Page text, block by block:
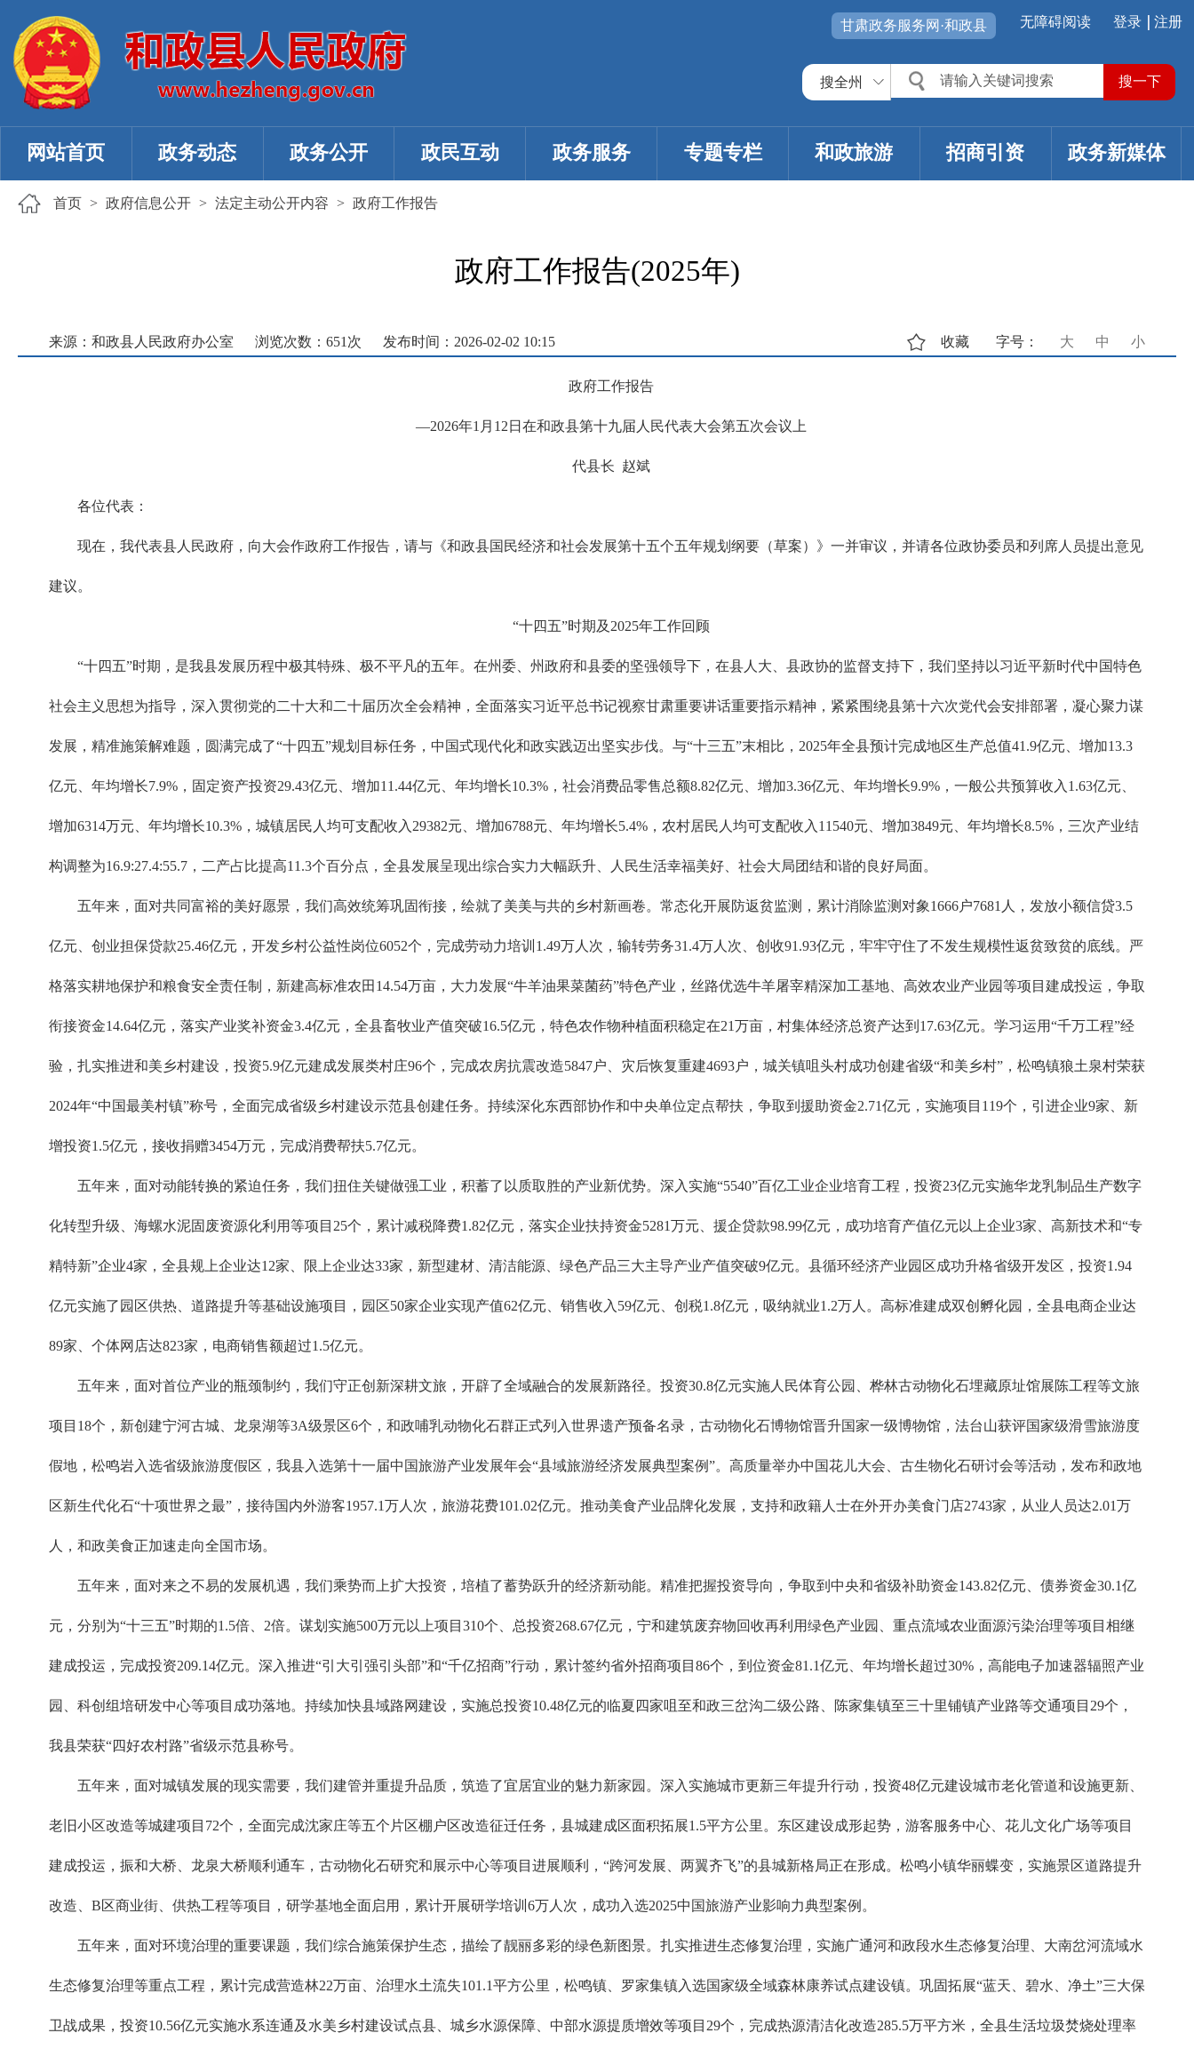
登录 注册
无障碍阅读
甘肃政务服务网·和政县
搜全州
网站首页 政务动态 政务公开 政民互动 政务服务 专题专栏 和政旅游 招商引资 政务新媒体
首页 > 政府信息公开 > 法定主动公开内容 > 政府工作报告
政府工作报告(2025年)
来源：和政县人民政府办公室 浏览次数： 651 次 发布时间：2026-02-02 10:15 字号： 大 中 小
收藏
政府工作报告
—2026年1月12日在和政县第十九届人民代表大会第五次会议上
代县长 赵斌
各位代表：
现在，我代表县人民政府，向大会作政府工作报告，请与《和政县国民经济和社会发展第十五个五年规划纲要（草案）》一并审议，并请各位政协委员和列席人员提出意见
建议。
“十四五”时期及2025年工作回顾
“十四五”时期，是我县发展历程中极其特殊、极不平凡的五年。在州委、州政府和县委的坚强领导下，在县人大、县政协的监督支持下，我们坚持以习近平新时代中国特色
社会主义思想为指导，深入贯彻党的二十大和二十届历次全会精神，全面落实习近平总书记视察甘肃重要讲话重要指示精神，紧紧围绕县第十六次党代会安排部署，凝心聚力谋
发展，精准施策解难题，圆满完成了“十四五”规划目标任务，中国式现代化和政实践迈出坚实步伐。与“十三五”末相比，2025年全县预计完成地区生产总值41.9亿元、增加13.3
亿元、年均增长7.9%，固定资产投资29.43亿元、增加11.44亿元、年均增长10.3%，社会消费品零售总额8.82亿元、增加3.36亿元、年均增长9.9%，一般公共预算收入1.63亿元、
增加6314万元、年均增长10.3%，城镇居民人均可支配收入29382元、增加6788元、年均增长5.4%，农村居民人均可支配收入11540元、增加3849元、年均增长8.5%，三次产业结
构调整为16.9:27.4:55.7，二产占比提高11.3个百分点，全县发展呈现出综合实力大幅跃升、人民生活幸福美好、社会大局团结和谐的良好局面。
五年来，面对共同富裕的美好愿景，我们高效统筹巩固衔接，绘就了美美与共的乡村新画卷。常态化开展防返贫监测，累计消除监测对象1666户7681人，发放小额信贷3.5
亿元、创业担保贷款25.46亿元，开发乡村公益性岗位6052个，完成劳动力培训1.49万人次，输转劳务31.4万人次、创收91.93亿元，牢牢守住了不发生规模性返贫致贫的底线。严
格落实耕地保护和粮食安全责任制，新建高标准农田14.54万亩，大力发展“牛羊油果菜菌药”特色产业，丝路优选牛羊屠宰精深加工基地、高效农业产业园等项目建成投运，争取
衔接资金14.64亿元，落实产业奖补资金3.4亿元，全县畜牧业产值突破16.5亿元，特色农作物种植面积稳定在21万亩，村集体经济总资产达到17.63亿元。学习运用“千万工程”经
验，扎实推进和美乡村建设，投资5.9亿元建成发展类村庄96个，完成农房抗震改造5847户、灾后恢复重建4693户，城关镇咀头村成功创建省级“和美乡村”，松鸣镇狼土泉村荣获
2024年“中国最美村镇”称号，全面完成省级乡村建设示范县创建任务。持续深化东西部协作和中央单位定点帮扶，争取到援助资金2.71亿元，实施项目119个，引进企业9家、新
增投资1.5亿元，接收捐赠3454万元，完成消费帮扶5.7亿元。
五年来，面对动能转换的紧迫任务，我们扭住关键做强工业，积蓄了以质取胜的产业新优势。深入实施“5540”百亿工业企业培育工程，投资23亿元实施华龙乳制品生产数字
化转型升级、海螺水泥固废资源化利用等项目25个，累计减税降费1.82亿元，落实企业扶持资金5281万元、援企贷款98.99亿元，成功培育产值亿元以上企业3家、高新技术和“专
精特新”企业4家，全县规上企业达12家、限上企业达33家，新型建材、清洁能源、绿色产品三大主导产业产值突破9亿元。县循环经济产业园区成功升格省级开发区，投资1.94
亿元实施了园区供热、道路提升等基础设施项目，园区50家企业实现产值62亿元、销售收入59亿元、创税1.8亿元，吸纳就业1.2万人。高标准建成双创孵化园，全县电商企业达
89家、个体网店达823家，电商销售额超过1.5亿元。
五年来，面对首位产业的瓶颈制约，我们守正创新深耕文旅，开辟了全域融合的发展新路径。投资30.8亿元实施人民体育公园、桦林古动物化石埋藏原址馆展陈工程等文旅
项目18个，新创建宁河古城、龙泉湖等3A级景区6个，和政哺乳动物化石群正式列入世界遗产预备名录，古动物化石博物馆晋升国家一级博物馆，法台山获评国家级滑雪旅游度
假地，松鸣岩入选省级旅游度假区，我县入选第十一届中国旅游产业发展年会“县域旅游经济发展典型案例”。高质量举办中国花儿大会、古生物化石研讨会等活动，发布和政地
区新生代化石“十项世界之最”，接待国内外游客1957.1万人次，旅游花费101.02亿元。推动美食产业品牌化发展，支持和政籍人士在外开办美食门店2743家，从业人员达2.01万
人，和政美食正加速走向全国市场。
五年来，面对来之不易的发展机遇，我们乘势而上扩大投资，培植了蓄势跃升的经济新动能。精准把握投资导向，争取到中央和省级补助资金143.82亿元、债券资金30.1亿
元，分别为“十三五”时期的1.5倍、2倍。谋划实施500万元以上项目310个、总投资268.67亿元，宁和建筑废弃物回收再利用绿色产业园、重点流域农业面源污染治理等项目相继
建成投运，完成投资209.14亿元。深入推进“引大引强引头部”和“千亿招商”行动，累计签约省外招商项目86个，到位资金81.1亿元、年均增长超过30%，高能电子加速器辐照产业
园、科创组培研发中心等项目成功落地。持续加快县域路网建设，实施总投资10.48亿元的临夏四家咀至和政三岔沟二级公路、陈家集镇至三十里铺镇产业路等交通项目29个，
我县荣获“四好农村路”省级示范县称号。
五年来，面对城镇发展的现实需要，我们建管并重提升品质，筑造了宜居宜业的魅力新家园。深入实施城市更新三年提升行动，投资48亿元建设城市老化管道和设施更新、
老旧小区改造等城建项目72个，全面完成沈家庄等五个片区棚户区改造征迁任务，县城建成区面积拓展1.5平方公里。东区建设成形起势，游客服务中心、花儿文化广场等项目
建成投运，振和大桥、龙泉大桥顺利通车，古动物化石研究和展示中心等项目进展顺利，“跨河发展、两翼齐飞”的县城新格局正在形成。松鸣小镇华丽蝶变，实施景区道路提升
改造、B区商业街、供热工程等项目，研学基地全面启用，累计开展研学培训6万人次，成功入选2025中国旅游产业影响力典型案例。
五年来，面对环境治理的重要课题，我们综合施策保护生态，描绘了靓丽多彩的绿色新图景。扎实推进生态修复治理，实施广通河和政段水生态修复治理、大南岔河流域水
生态修复治理等重点工程，累计完成营造林22万亩、治理水土流失101.1平方公里，松鸣镇、罗家集镇入选国家级全域森林康养试点建设镇。巩固拓展“蓝天、碧水、净土”三大保
卫战成果，投资10.56亿元实施水系连通及水美乡村建设试点县、城乡水源保障、中部水源提质增效等项目29个，完成热源清洁化改造285.5万平方米，全县生活垃圾焚烧处理率